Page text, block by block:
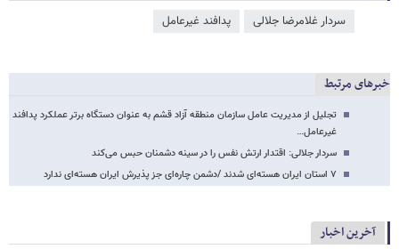
سردار غلامرضا جلالی پدافند غیرعامل
خبرهای مرتبط
تجلیل از مدیریت عامل سازمان منطقه آزاد قشم به عنوان دستگاه برتر عملکرد پدافند
غیرعامل…
سردار جلالی: اقتدار ارتش نفس را در سینه دشمنان حبس می‌کند
۷ استان ایران هسته‌ای شدند /دشمن چاره‌ای جز پذیرش ایران هسته‌ای ندارد
آخرین اخبار